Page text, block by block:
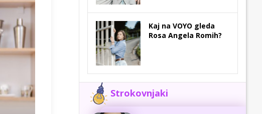
Kaj na VOYO gleda
Rosa Angela Romih?
Strokovnjaki